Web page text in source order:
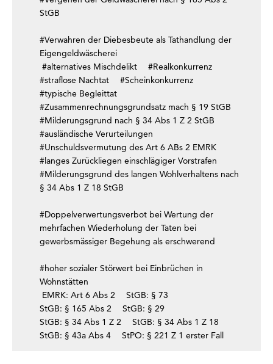
StGB
#Verwahren der Diebesbeute als Tathandlung der
Eigengeldwäscherei
#alternatives Mischdelikt
#Realkonkurrenz
#straflose Nachtat
#Scheinkonkurrenz
#typische Begleittat
#Zusammenrechnungsgrundsatz mach § 19 StGB
#Milderungsgrund nach § 34 Abs 1 Z 2 StGB
#ausländische Verurteilungen
#Unschuldsvermutung des Art 6 ABs 2 EMRK
#langes Zurückliegen einschlägiger Vorstrafen
#Milderungsgrund des langen Wohlverhaltens nach
§ 34 Abs 1 Z 18 StGB
#Doppelverwertungsverbot bei Wertung der
mehrfachen Wiederholung der Taten bei
gewerbsmässiger Begehung als erschwerend
#hoher sozialer Störwert bei Einbrüchen in
Wohnstätten
EMRK: Art 6 Abs 2
StGB: § 73
StGB: § 165 Abs 2
StGB: § 29
StGB: § 34 Abs 1 Z 2
StGB: § 34 Abs 1 Z 18
StGB: § 43a Abs 4
StPO: § 221 Z 1 erster Fall